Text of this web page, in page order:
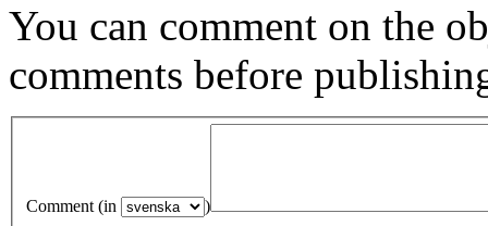
You can comment on the
comments before
Comment (in )